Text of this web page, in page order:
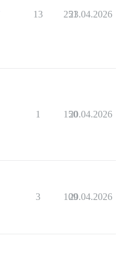
13 251
23.04.2026
1 150
20.04.2026
3 109
20.04.2026